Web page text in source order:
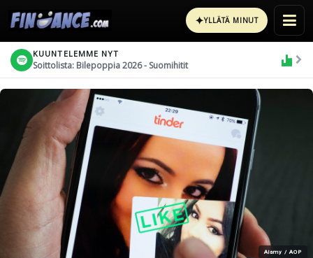
✦YLLÄTÄ MINUT
KUUNTELEMME NYT
Soittolista: Bilepoppia 2026 - Suomihitit
Alamy / AOP